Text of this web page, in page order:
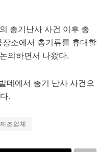
총기난사 사건 이후 총
소에서 총기류를 휴대할
의하면서 나왔다.
데에서 총기 난사 사건으
.
조업체